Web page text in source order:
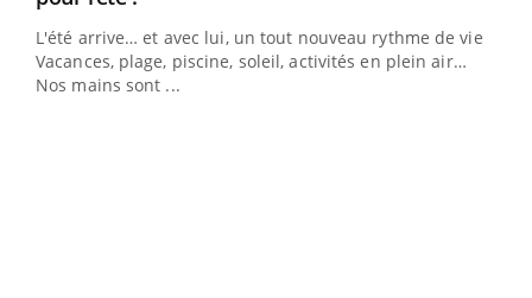
L'été arrive… et avec lui, un tout nouveau rythme de vie !
Vacances, plage, piscine, soleil, activités en plein air…
Nos mains sont ...